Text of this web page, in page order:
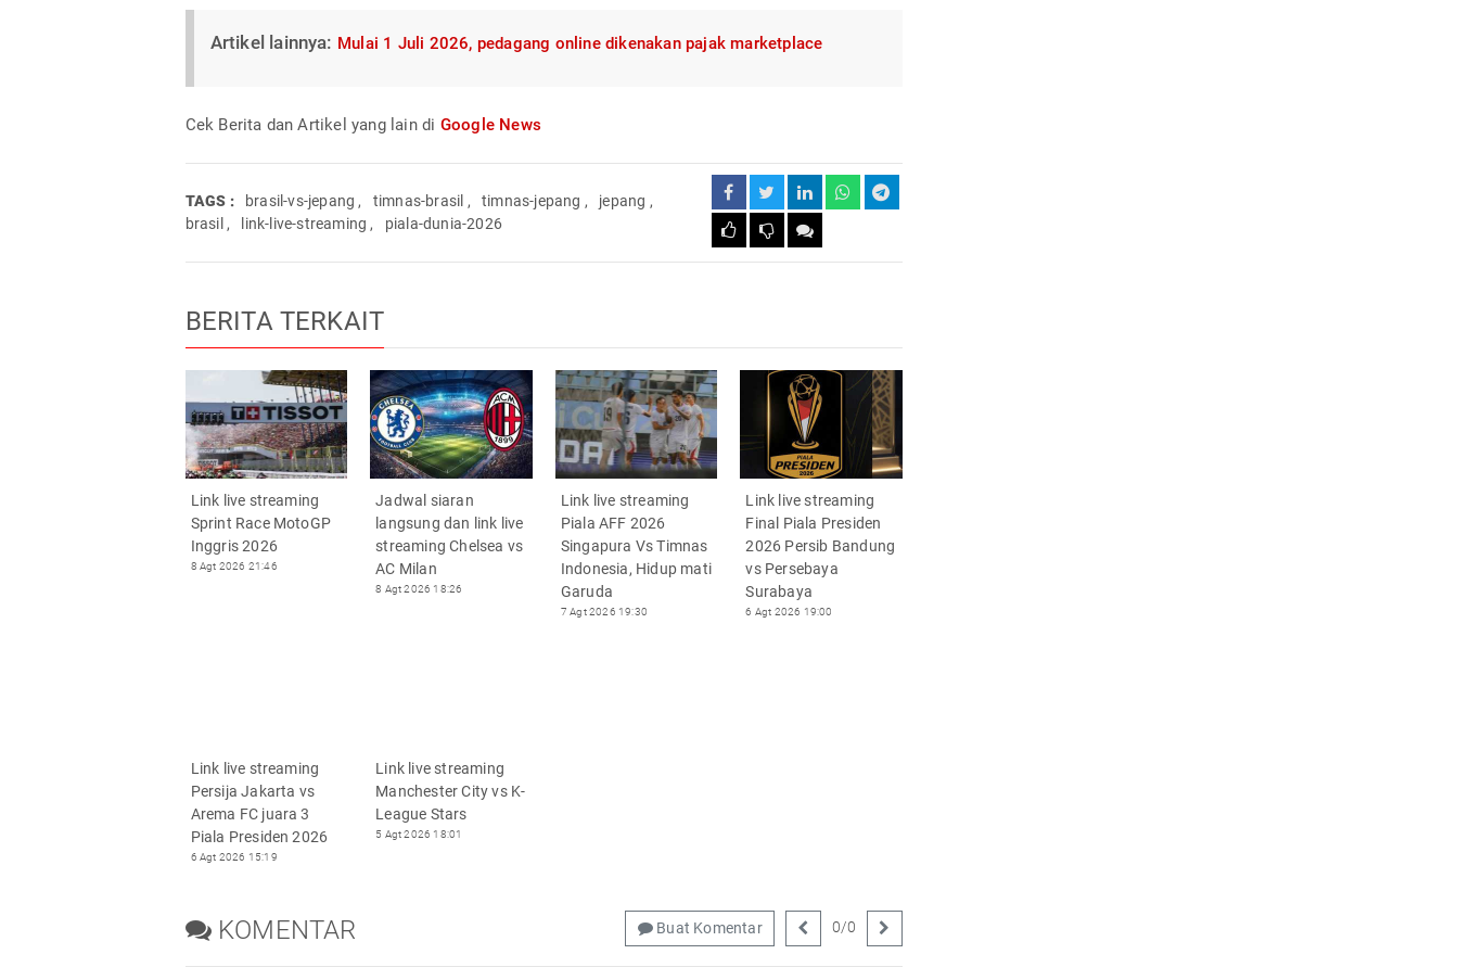
Artikel lainnya: Mulai 1 Juli 2026, pedagang online dikenakan pajak marketplace
Cek Berita dan Artikel yang lain di Google News
TAGS : brasil-vs-jepang , timnas-brasil , timnas-jepang , jepang ,
brasil , link-live-streaming , piala-dunia-2026
BERITA TERKAIT
Link live streaming
Sprint Race MotoGP
Inggris 2026
8 Agt 2026 21:46
Jadwal siaran
langsung dan link live
streaming Chelsea vs
AC Milan
8 Agt 2026 18:26
Link live streaming
Piala AFF 2026
Singapura Vs Timnas
Indonesia, Hidup mati
Garuda
7 Agt 2026 19:30
Link live streaming
Final Piala Presiden
2026 Persib Bandung
vs Persebaya
Surabaya
6 Agt 2026 19:00
Link live streaming
Persija Jakarta vs
Arema FC juara 3
Piala Presiden 2026
6 Agt 2026 15:19
Link live streaming
Manchester City vs K-
League Stars
5 Agt 2026 18:01
KOMENTAR Buat Komentar 0/0